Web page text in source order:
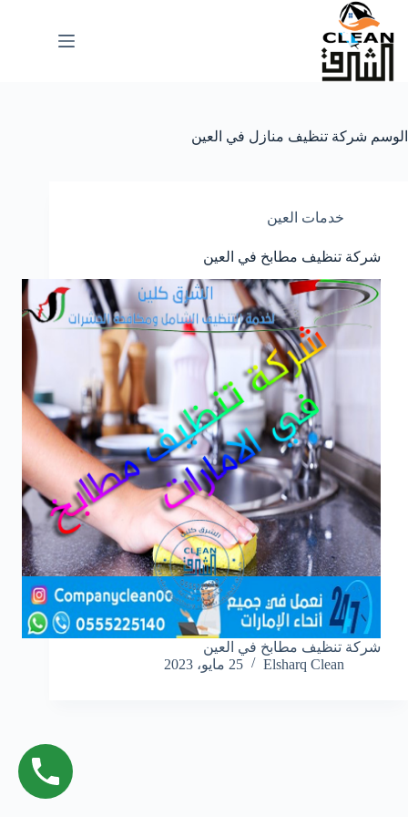
التجاوز
المحتوى
الوسم شركة تنظيف منازل في العين
خدمات العين
شركة تنظيف مطابخ في العين
شركة تنظيف مطابخ في العين
Elsharq Clean
25 مايو، 2023